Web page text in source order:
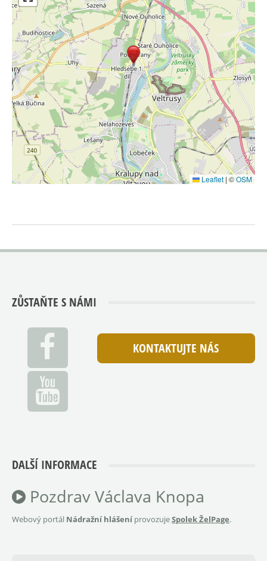
Leaflet | ©OSM
ZŮSTAŇTE S NÁMI
KONTAKTUJTE NÁS
DALŠÍ INFORMACE
Pozdrav Václava Knopa
Webový portál Nádražní hlášeníprovozujeSpolek ŽelPage.